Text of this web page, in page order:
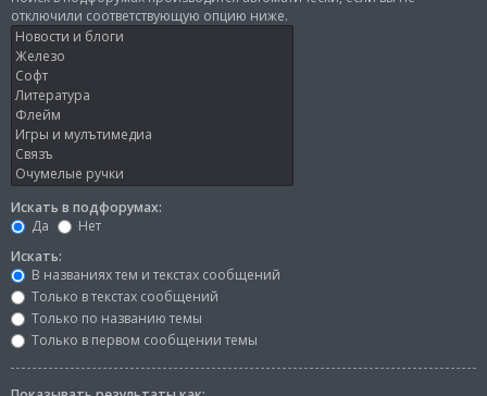
отключили соответствующую опцию ниже.
Искать в подфорумах:
Да
Нет
Искать:
В названиях тем и текстах сообщений
Только в текстах сообщений
Только по названию темы
Только в первом сообщении темы